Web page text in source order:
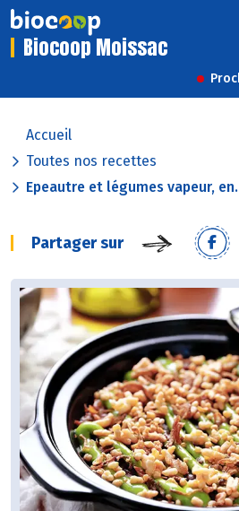
Biocoop Moissac
Accueil
Toutes nos recettes
Epeautre et légumes vapeur,
Partager sur